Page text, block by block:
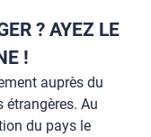
? AYEZ LE
!
auprès du
étrangères. Au
du pays le